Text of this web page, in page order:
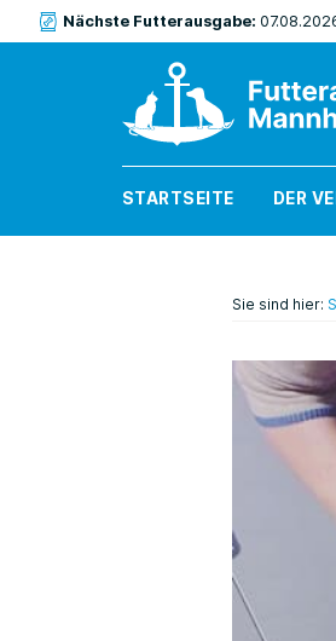
Nächste Futterausgabe:
STARTSEITE DER
Sie sind hier: